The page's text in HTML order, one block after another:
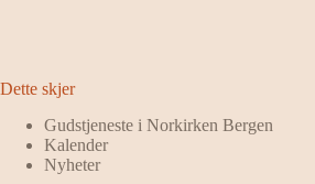
Dette skjer
Gudstjeneste i Norkirken Bergen
Kalender
Nyheter